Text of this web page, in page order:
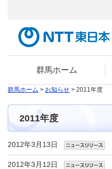
群馬ホーム
群馬ホーム > お知らせ > 2011年度
2011年度
2012年3月13日
2012年3月12日